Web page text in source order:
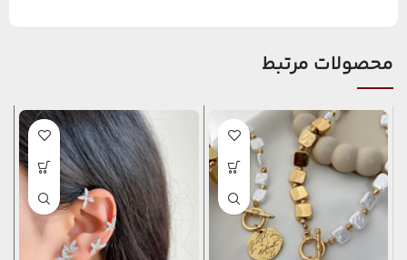
محصولات مرتبط